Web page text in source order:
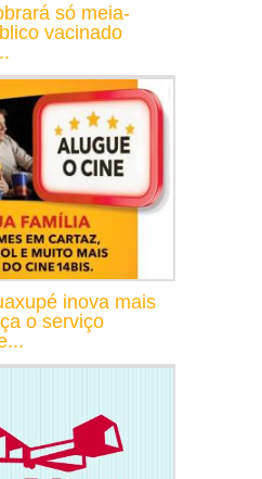
só meia-
vacinado
inova mais
o serviço